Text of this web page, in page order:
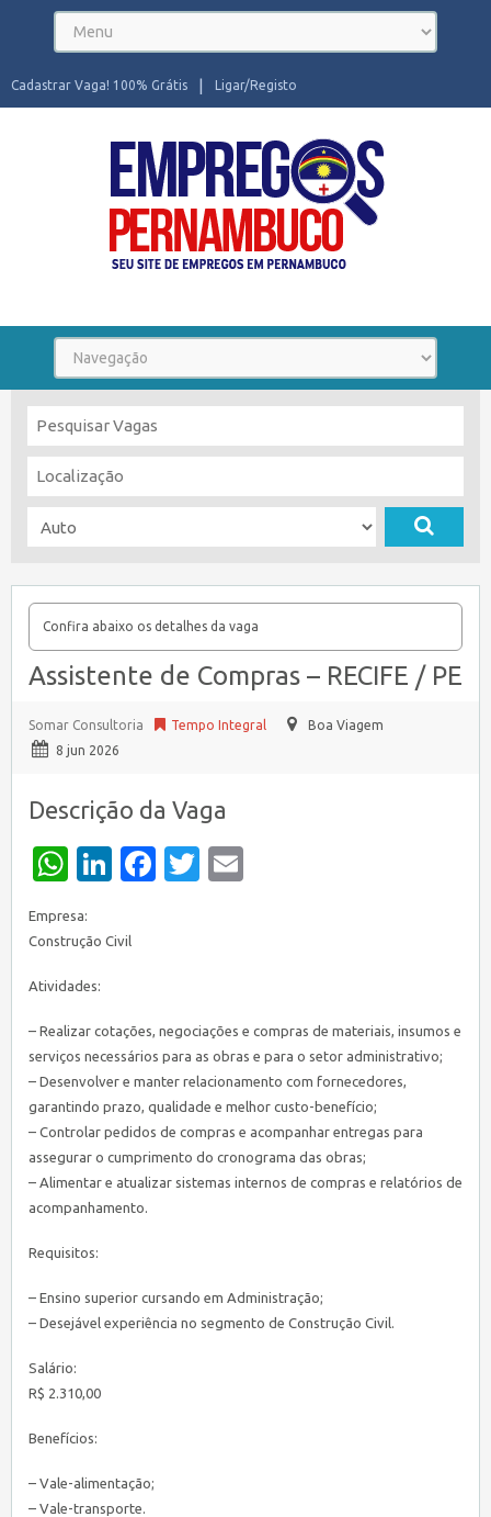
Ligar/Registo
Cadastrar Vaga! 100% Grátis
Confira abaixo os detalhes da vaga
Assistente de Compras – RECIFE / PE
Somar Consultoria Tempo Integral
Boa Viagem
8 jun 2026
Descrição da Vaga
WhatsApp
LinkedIn
Facebook
Twitter
Empresa:
Construção Civil
Atividades:
– Realizar cotações, negociações e compras de materiais, insumos e
serviços necessários para as obras e para o setor administrativo;
– Desenvolver e manter relacionamento com fornecedores,
garantindo prazo, qualidade e melhor custo-benefício;
– Controlar pedidos de compras e acompanhar entregas para
assegurar o cumprimento do cronograma das obras;
– Alimentar e atualizar sistemas internos de compras e relatórios de
acompanhamento.
Requisitos:
– Ensino superior cursando em Administração;
– Desejável experiência no segmento de Construção Civil.
Salário:
R$ 2.310,00
Benefícios:
– Vale-alimentação;
– Vale-transporte.